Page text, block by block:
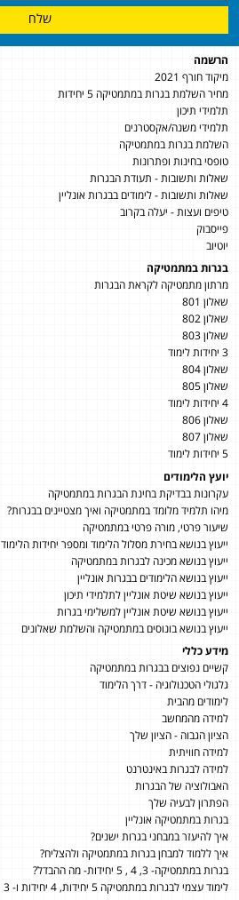
שלח
הרשמה
מיקוד חורף 2021
מחיר השלמת בגרות במתמטיקה 5 יחידות
תלמידי תיכון
תלמידי משנה/אקסטרנים
השלמת בגרות במתמטיקה
טופסי בחינות ופתרונות
שאלות ותשובות - תעודת הבגרות
שאלות ותשובות - לימודים בבגרות אונליין
טיפים ועצות - יעלה בקרוב
פייסבוק
יוטיוב
בגרות במתמטיקה
מרתון מתמטיקה לקראת הבגרות
שאלון 801
שאלון 802
שאלון 803
3 יחידות לימוד
שאלון 804
שאלון 805
4 יחידות לימוד
שאלון 806
שאלון 807
5 יחידות לימוד
יועץ הלימודים
עקרונות בבדיקת בחינת הבגרות במתמטיקה
מיהו תלמיד מלומד במתמטיקה ואיך מצטיינים בבגרות?
שיעור פרטי, מורה פרטי במתמטיקה
ייעוץ בנושא בחירת מסלול הלימוד ומספר יחידות הלימוד
ייעוץ בנושא מכינה לבגרות במתמטיקה
ייעוץ בנושא הלימודים בבגרות אונליין
ייעוץ בנושא שיטת אונליין לתלמידי תיכון
ייעוץ בנושא שיטת אונליין למשלימי בגרות
ייעוץ בנושא בונוסים במתמטיקה והשלמת שאלונים
מידע כללי
קשיים נפוצים בבגרות במתמטיקה
גלגולי הטכנולוגיה - דרך הלימוד
לימודים מהבית
למידה מהמחשב
הציון הגבוה - הציון שלך
למידה חוויתית
למידה לבגרות באינטרנט
האבולוציה של הבגרות
הפתרון לבעיה שלך
בגרות במתמטיקה אונליין
איך להיעזר במבחני בגרות ישנים?
איך ללמוד למבחן בגרות במתמטיקה ולהצליח?
בגרות במתמטיקה- 3, 4 , 5 יחידות- מה ההבדל?
לימוד עצמי לבגרות במתמטיקה 5 יחידות, 4 יחידות ו- 3 יחידות לימוד